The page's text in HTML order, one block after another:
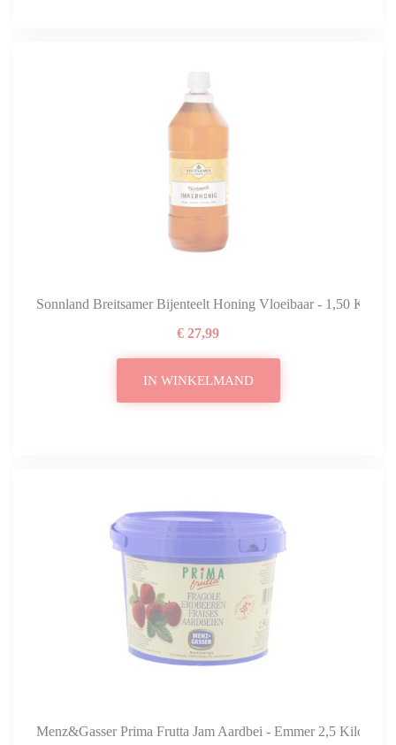
Sonnland Breitsamer Bijenteelt Honing Vloeibaar - 1,50 Kg
€ 27,99
IN WINKELMAND
Menz&Gasser Prima Frutta Jam Aardbei - Emmer 2,5 Kilo